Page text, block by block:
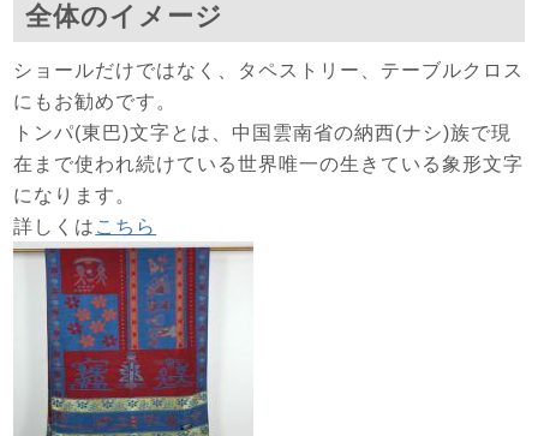
全体のイメージ
ショールだけではなく、タペストリー、テーブルクロス
にもお勧めです。
トンパ(東巴)文字とは、中国雲南省の納西(ナシ)族で現
在まで使われ続けている世界唯一の生きている象形文字
になります。
詳しくは こちら